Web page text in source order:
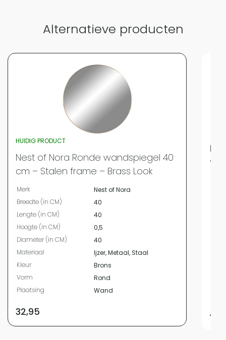
Alternatieve producten
HUIDIG PRODUCT
Nest of Nora Ronde wandspiegel 40
cm – Stalen frame – Brass Look
Merk
Nest of Nora
Breedte (in CM)
40
Lengte (in CM)
40
Hoogte (in CM)
0,5
Diameter (in CM)
40
Materiaal
Ijzer, Metaal, Staal
Kleur
Brons
Vorm
Rond
Plaatsing
Wand
32,95